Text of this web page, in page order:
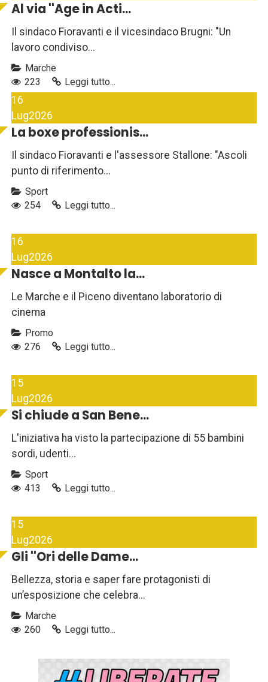
Al via ''Age in Acti...
Il sindaco Fioravanti e il vicesindaco Brugni: "Un
lavoro condiviso...
Marche
223
Leggi tutto...
16
Lug2026
La boxe professionis...
Il sindaco Fioravanti e l'assessore Stallone: "Ascoli
punto di riferimento...
Sport
254
Leggi tutto...
16
Lug2026
Nasce a Montalto la...
Le Marche e il Piceno diventano laboratorio di
cinema
Promo
276
Leggi tutto...
15
Lug2026
Si chiude a San Bene...
L'iniziativa ha visto la partecipazione di 55 bambini
sordi, udenti...
Sport
413
Leggi tutto...
15
Lug2026
Gli ''Ori delle Dame...
Bellezza, storia e saper fare protagonisti di
un’esposizione che celebra...
Marche
260
Leggi tutto...